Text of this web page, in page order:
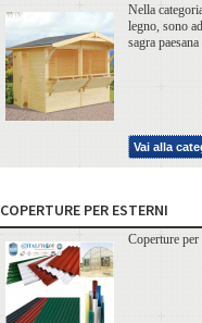
Nella
legno, sono
sagra
Vai alla
COPERTURE PER ESTERNI
Coperture per